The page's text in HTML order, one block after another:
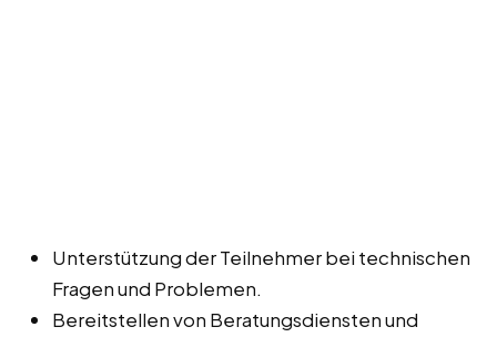
Unterstützung der Teilnehmer bei technischen
Fragen und Problemen.
Bereitstellen von Beratungsdiensten und